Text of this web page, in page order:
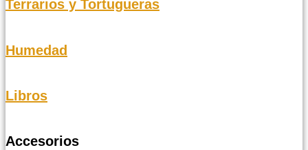
Terrarios y Tortugueras
Humedad
Libros
Accesorios